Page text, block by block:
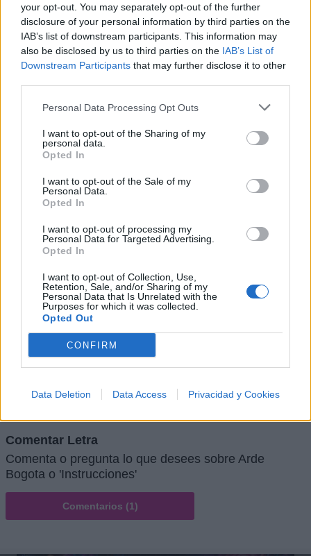
your opt-out. You may separately opt-out of the further
disclosure of your personal information by third parties on the
IAB’s list of downstream participants. This information may
also be disclosed by us to third parties on the IAB’s List of
Downstream Participants that may further disclose it to other
Personal Data Processing Opt Outs
I want to opt-out of the Sharing of my
personal data.
Opted In
I want to opt-out of the Sale of my
Personal Data.
Opted In
I want to opt-out of processing my
Personal Data for Targeted Advertising.
Opted In
I want to opt-out of Collection, Use,
Retention, Sale, and/or Sharing of my
Personal Data that Is Unrelated with the
Purposes for which it was collected.
Opted Out
CONFIRM
Data Deletion Data Access Privacidad y Cookies
Ranking de Arde Bogota
Arde Bogotaestá en la posición496del ranking
de esta semana, su mejor puesto ha sido el98º
Comentar Letra
Comenta o pregunta lo que desees sobre Arde
Bogota o 'Instrucciones'
Comentarios (1)